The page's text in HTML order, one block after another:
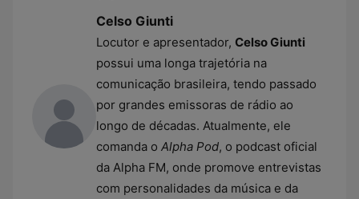
Celso Giunti
Locutor e apresentador, Celso Giunti
possui uma longa trajetória na
comunicação brasileira, tendo passado
por grandes emissoras de rádio ao
longo de décadas. Atualmente, ele
comanda o Alpha Pod, o podcast oficial
da Alpha FM, onde promove entrevistas
com personalidades da música e da